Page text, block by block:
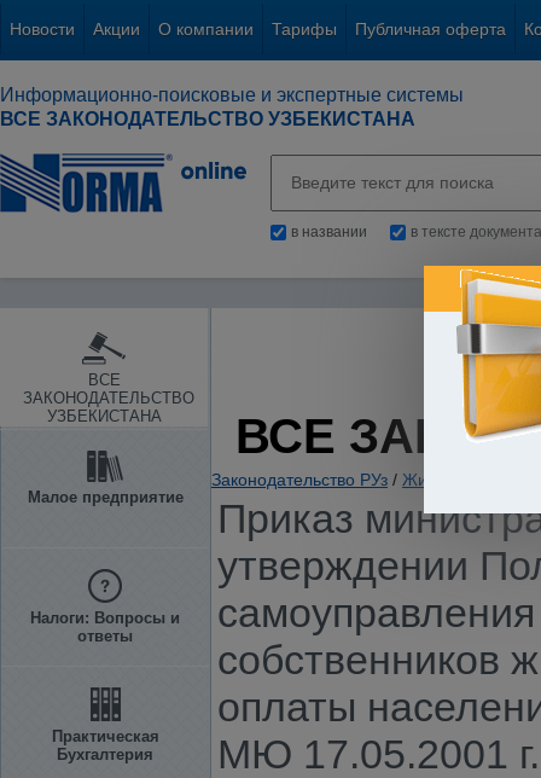
Новости Акции О компании Тарифы Публичная оферта
Информационно-поисковые и экспертные системы
ВСЕ ЗАКОНОДАТЕЛЬСТВО УЗБЕКИСТАНА
в названии в тексте документа
ВСЕ
ЗАКОНОДАТЕЛЬСТВО
УЗБЕКИСТАНА
Малое предприятие
Налоги: Вопросы и
ответы
Практическая
Бухгалтерия
ВСЕ
Законодательство РУз / Жилые и
Приказ
утверждении
собственников
оплаты
МЮ 17.05.2001